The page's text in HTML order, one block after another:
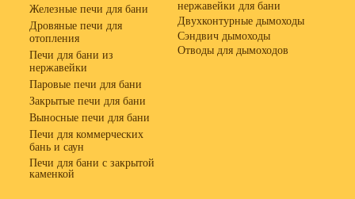
Железные печи для бани
Дровяные печи для
отопления
Печи для бани из
нержавейки
Паровые печи для бани
Закрытые печи для бани
Выносные печи для бани
Печи для коммерческих
бань и саун
Печи для бани с закрытой
каменкой
нержавейки для бани
Двухконтурные дымоходы
Сэндвич дымоходы
Отводы для дымоходов